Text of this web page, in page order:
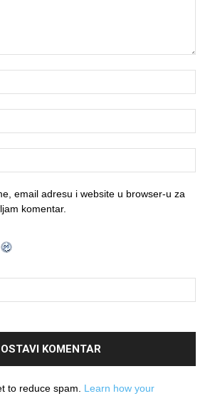
email adresu i website u browser-u za
komentar.
to reduce spam. Learn how your